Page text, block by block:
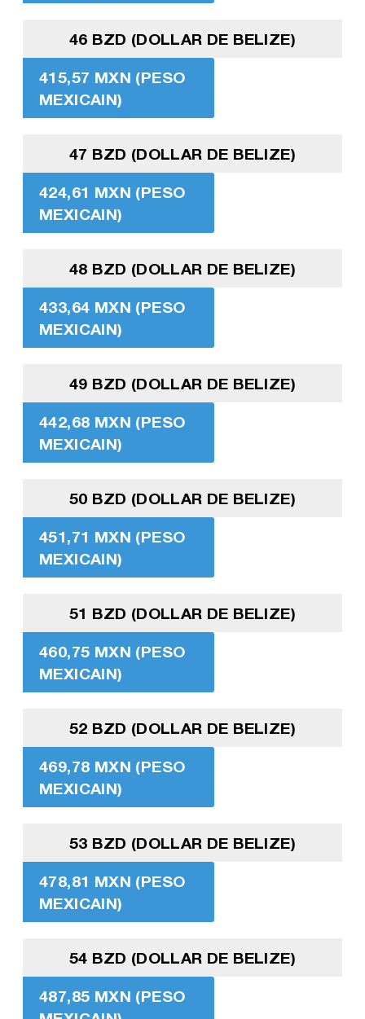
46 BZD (DOLLAR DE BELIZE)
415,57 MXN (PESO
MEXICAIN)
47 BZD (DOLLAR DE BELIZE)
424,61 MXN (PESO
MEXICAIN)
48 BZD (DOLLAR DE BELIZE)
433,64 MXN (PESO
MEXICAIN)
49 BZD (DOLLAR DE BELIZE)
442,68 MXN (PESO
MEXICAIN)
50 BZD (DOLLAR DE BELIZE)
451,71 MXN (PESO
MEXICAIN)
51 BZD (DOLLAR DE BELIZE)
460,75 MXN (PESO
MEXICAIN)
52 BZD (DOLLAR DE BELIZE)
469,78 MXN (PESO
MEXICAIN)
53 BZD (DOLLAR DE BELIZE)
478,81 MXN (PESO
MEXICAIN)
54 BZD (DOLLAR DE BELIZE)
487,85 MXN (PESO